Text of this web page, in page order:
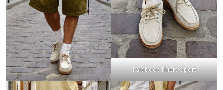
Paraboot Thiers Sport